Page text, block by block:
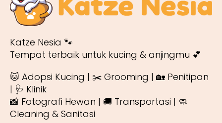
Katze Nesia 🐾
Tempat terbaik untuk kucing & anjingmu 💕
🐱 Adopsi Kucing | ✂️ Grooming | 🏡 Penitipan
| 🩺 Klinik
📸 Fotografi Hewan | 🚚 Transportasi | 🧼
Cleaning & Sanitasi